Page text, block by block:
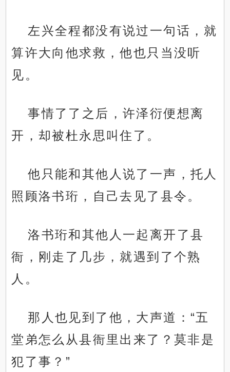
左兴全程都没有说过一句话，就
算许大向他求救，他也只当没听
见。
事情了了之后，许泽衍便想离
开，却被杜永思叫住了。
他只能和其他人说了一声，托人
照顾洛书珩，自己去见了县令。
洛书珩和其他人一起离开了县
衙，刚走了几步，就遇到了个熟
人。
那人也见到了他，大声道：“五
堂弟怎么从县衙里出来了？莫非是
犯了事？”